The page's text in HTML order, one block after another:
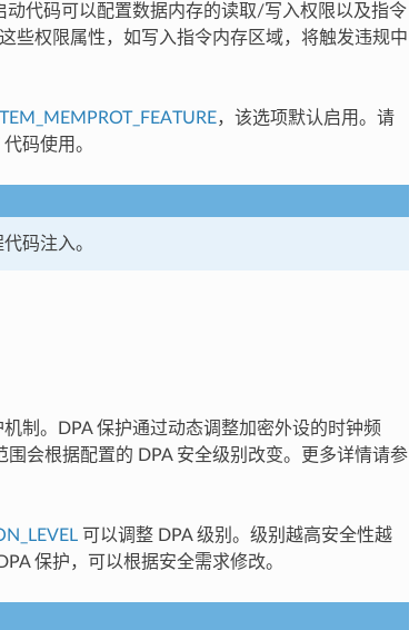
代码可以配置数据内存的读取/写入权限以及指令
些权限属性，如写入指令内存区域，将触发违规中
，该选项默认启用。请
码使用。
码注入。
制。DPA 保护通过动态调整加密外设的时钟频
会根据配置的 DPA 安全级别改变。更多详情请参
可以调整 DPA 级别。级别越高安全性越
保护，可以根据安全需求修改。